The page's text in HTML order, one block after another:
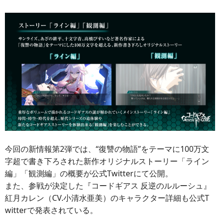
今回の新情報第2弾では、“復讐の物語”をテーマに100万文
字超で書き下ろされた新作オリジナルストーリー「ライン
編」「観測編」の概要が公式Twitterにて公開。
また、参戦が決定した『コードギアス 反逆のルルーシュ』
紅月カレン（CV.小清水亜美）のキャラクター詳細も公式T
witterで発表されている。